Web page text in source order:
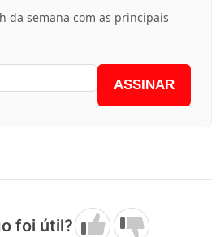
da semana com as principais
ASSINAR
foi útil?